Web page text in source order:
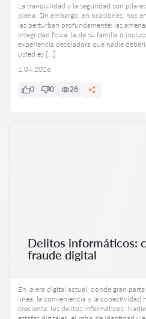
La tranquilidad y la seguridad son
plena. Sin embargo, en ocasiones, nos
las perturban profundamente: las
integridad física, la de su familia o
experiencia desoladora que nadie
usted es […]
1.04.2026
0 0 28
Delitos informáticos:
fraude digital
En la era digital actual, donde gran
línea, la conveniencia y la conectividad
creciente: los delitos informáticos.